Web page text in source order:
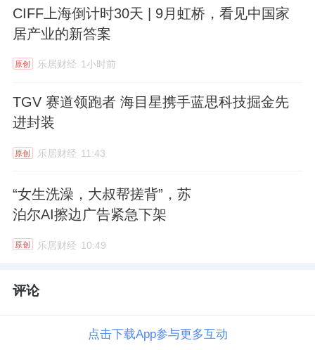
CIFF上海倒计时30天 | 9月虹桥，看见中国家
居产业的新答案
原创 乐居财经 1小时前
TGV 赛道领跑者 海目星携手蓝思科技掘金先
进封装
原创 乐居财经 11:43
“女生洗澡，大叔帮搓背”，苏
泊尔AI擦边广告紧急下架
原创 乐居财经 10:49
评论
点击下载App参与更多互动